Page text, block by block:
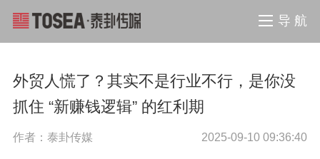
导 航
外贸人慌了？其实不是行业不行，是你没
抓住 “新赚钱逻辑” 的红利期
作者：泰卦传媒 2025-09-10 09:36:40